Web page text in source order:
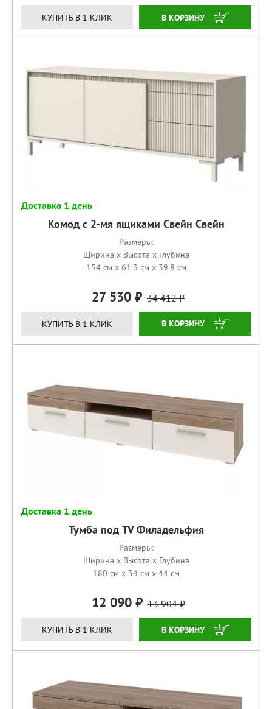
КУПИТЬ В 1 КЛИК КУПИТЬ
Доставка 1 день
Комод с 2-мя ящиками Свейн Свейн
Размеры:
Ширина x Высота x Глубина
154 см x 61.3 см x 39.8 см
27 530 34 412
КУПИТЬ В 1 КЛИК КУПИТЬ
Доставка 1 день
Тумба под TV Филадельфия
Размеры:
Ширина x Высота x Глубина
180 см x 34 см x 44 см
12 090 13 904
КУПИТЬ В 1 КЛИК КУПИТЬ